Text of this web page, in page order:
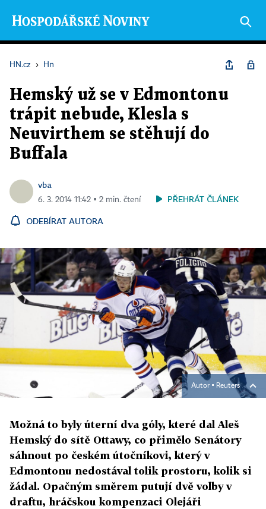
HN.cz › Hn
Hemský už se v Edmontonu
trápit nebude, Klesla s
Neuvirthem se stěhují do
Buffala
vba
6. 3. 2014 11:42 ▪ 2 min. čtení PŘEHRÁT ČLÁNEK
ODEBÍRAT AUTORA
Autor ▪ Reuters
Možná to byly úterní dva góly, které dal Aleš
Hemský do sítě Ottawy, co přimělo Senátory
sáhnout po českém útočníkovi, který v
Edmontonu nedostával tolik prostoru, kolik si
žádal. Opačným směrem putují dvě volby v
draftu, hráčskou kompenzaci Olejáři